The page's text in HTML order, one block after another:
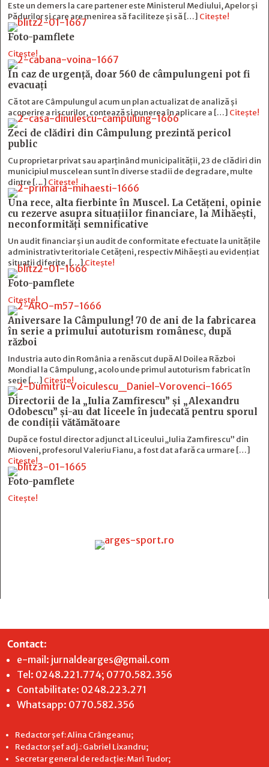
Este un demers la care partener este Ministerul Mediului, Apelor și
Pădurilor și care are menirea să faciliteze și să […] Citește!
Foto-pamflete
Citește!
În caz de urgență, doar 560 de câmpulungeni pot fi
evacuați
Că tot are Câmpulungul acum un plan actualizat de analiză și
acoperire a riscurilor, contează și punerea în aplicare a […] Citește!
Zeci de clădiri din Câmpulung prezintă pericol
public
Cu proprietar privat sau aparținând municipalității, 23 de clădiri din
municipiul muscelean sunt în diverse stadii de degradare, multe
dintre […] Citește!
Una rece, alta fierbinte în Muscel. La Cetăţeni, opinie
cu rezerve asupra situaţiilor financiare, la Mihăeşti,
neconformităţi semnificative
Un audit financiar și un audit de conformitate efectuate la unitățile
administrativ teritoriale Cetățeni, respectiv Mihăești au evidențiat
situații diferite, […]Citește!
Foto-pamflete
Citește!
Aniversare la Câmpulung! 70 de ani de la fabricarea
în serie a primului autoturism românesc, după
război
Industria auto din România a renăscut după Al Doilea Război
Mondial la Câmpulung, acolo unde primul autoturism fabricat în
serie […] Citește!
Directorii de la „Iulia Zamfirescu” și „Alexandru
Odobescu” și-au dat liceele în judecată pentru sporul
de condiții vătămătoare
După ce fostul director adjunct al Liceului „Iulia Zamfirescu” din
Mioveni, profesorul Valeriu Fianu, a fost dat afară ca urmare […]
Citește!
Foto-pamflete
Citește!
Contact:
e-mail: jurnaldearges@gmail.com
Tel: 0248.221.774; 0770.582.356
Contabilitate: 0248.223.271
Whatsapp: 0770.582.356
Redactor șef: Alina Crângeanu;
Redactor șef adj.: Gabriel Lixandru;
Secretar general de redacție: Mari Tudor;